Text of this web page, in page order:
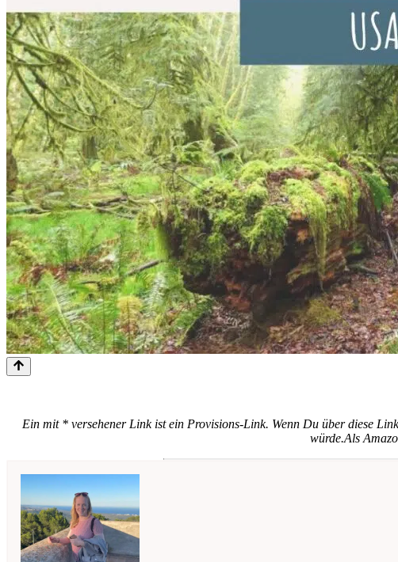
Ein mit * versehener Link ist ein Provisions-Link. Wenn Du über diese
würde.Als